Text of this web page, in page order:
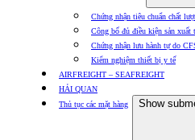
Chứng nhận tiêu chuẩn chất
Công bố đủ điều kiện sản xuất
Chứng nhận lưu hành tự do
Kiểm nghiệm thiết bị y tế
AIRFREIGHT – SEAFREIGHT
HẢI QUAN
Thủ tục các mặt hàng
Show